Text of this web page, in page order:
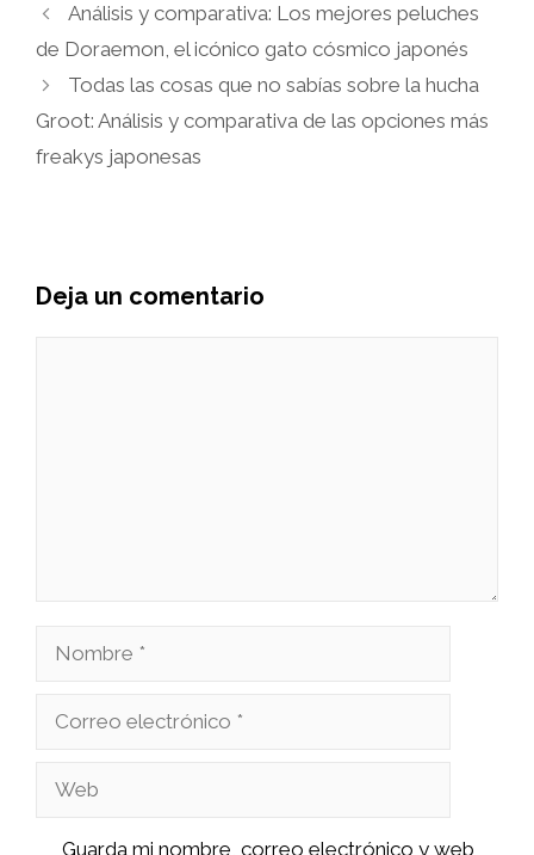
Análisis y comparativa: Los mejores peluches
de Doraemon, el icónico gato cósmico japonés
Todas las cosas que no sabías sobre la hucha
Groot: Análisis y comparativa de las opciones más
freakys japonesas
Deja un comentario
Nombre
Correo
Web
Guarda mi nombre, correo electrónico y web